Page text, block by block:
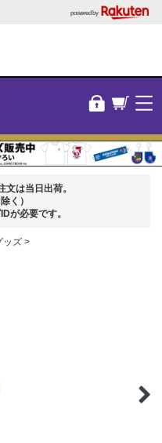
powered by
は当日出荷。
く）
が必要です。
ッズ